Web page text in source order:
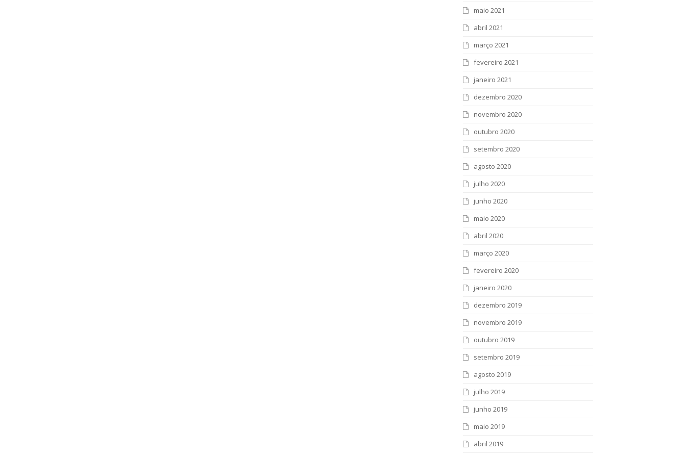
maio 2021
abril 2021
março 2021
fevereiro 2021
janeiro 2021
dezembro 2020
novembro 2020
outubro 2020
setembro 2020
agosto 2020
julho 2020
junho 2020
maio 2020
abril 2020
março 2020
fevereiro 2020
janeiro 2020
dezembro 2019
novembro 2019
outubro 2019
setembro 2019
agosto 2019
julho 2019
junho 2019
maio 2019
abril 2019